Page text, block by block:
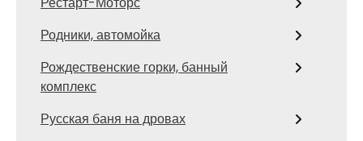
Родники, автомойка
Рождественские горки, банный
комплекс
Русская баня на дровах